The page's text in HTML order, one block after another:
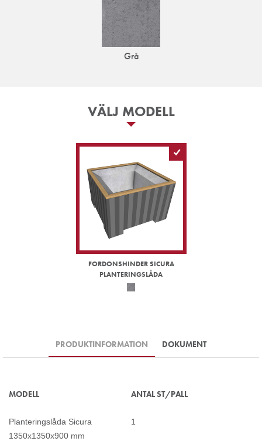
Grå
VÄLJ MODELL
FORDONSHINDER SICURA
PLANTERINGSLÅDA
PRODUKTINFORMATION DOKUMENT
MODELL
Planteringslåda Sicura
1350x1350x900 mm
ANTAL ST/PALL
1